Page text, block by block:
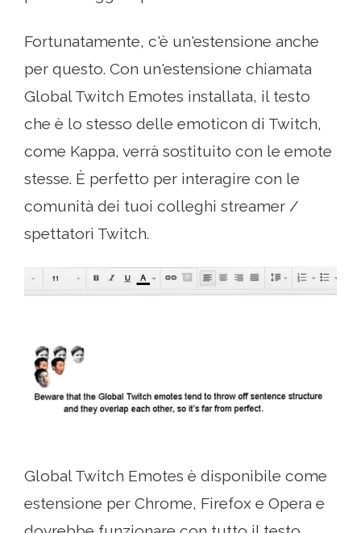
Fortunatamente, c'è un'estensione anche
per questo. Con un'estensione chiamata
Global Twitch Emotes installata, il testo
che è lo stesso delle emoticon di Twitch,
come Kappa, verrà sostituito con le emote
stesse. È perfetto per interagire con le
comunità dei tuoi colleghi streamer /
spettatori Twitch.
Global Twitch Emotes è disponibile come
estensione per Chrome, Firefox e Opera e